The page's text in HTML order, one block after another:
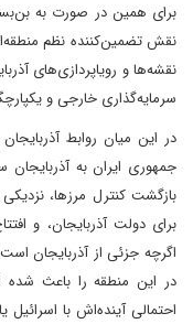
برای همین در صورت به
نقش تضمین‌کننده نظم
نقشه‌ها و رویاپردازی‌های
سرمایه‌گذاری خارجی و
در این میان روابط
جمهوری ایران به آذربایجان
بازگشت کنترل مرزها،
برای دولت آذربایجان، و
اگرچه جزئی از آذربایجان
در این منطقه را باعث شده
احتمالی آینده‌اش با اسرائیل